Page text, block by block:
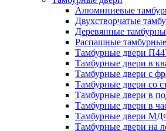
Алюминиевые
Двухстворчатые
Деревянные
Распашные
Тамбурные двери
Тамбурные двери в
Тамбурные двери с
Тамбурные двери со
Тамбурные двери в
Тамбурные двери в
Тамбурные двери
Тамбурные двери на